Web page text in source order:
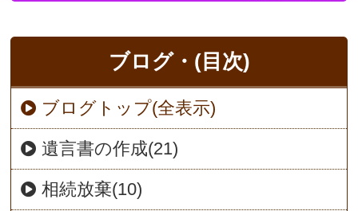
ブログ・(目次)
ブログトップ(全表示)
遺言書の作成(21)
相続放棄(10)